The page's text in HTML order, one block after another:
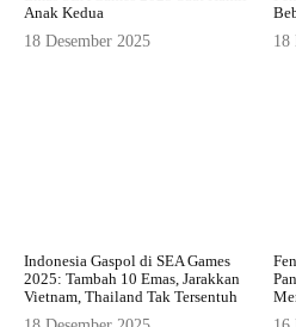
Anak Kedua
18 Desember 2025
18
Indonesia Gaspol di SEA Games
2025: Tambah 10 Emas, Jarakkan
Vietnam, Thailand Tak Tersentuh